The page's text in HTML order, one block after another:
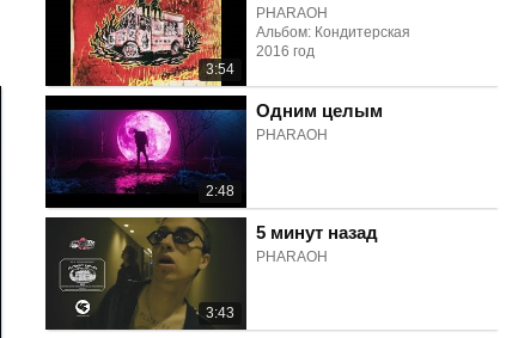
3:54
PHARAOH
Альбом: Кондитерская
2016 год
2:48
Одним целым
PHARAOH
3:43
5 минут назад
PHARAOH